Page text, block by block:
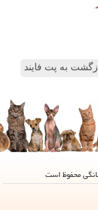
به پت فایند